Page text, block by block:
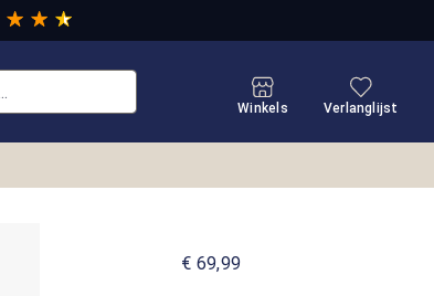
Winkels
Je hebt
Verlanglijst
€ 69,99